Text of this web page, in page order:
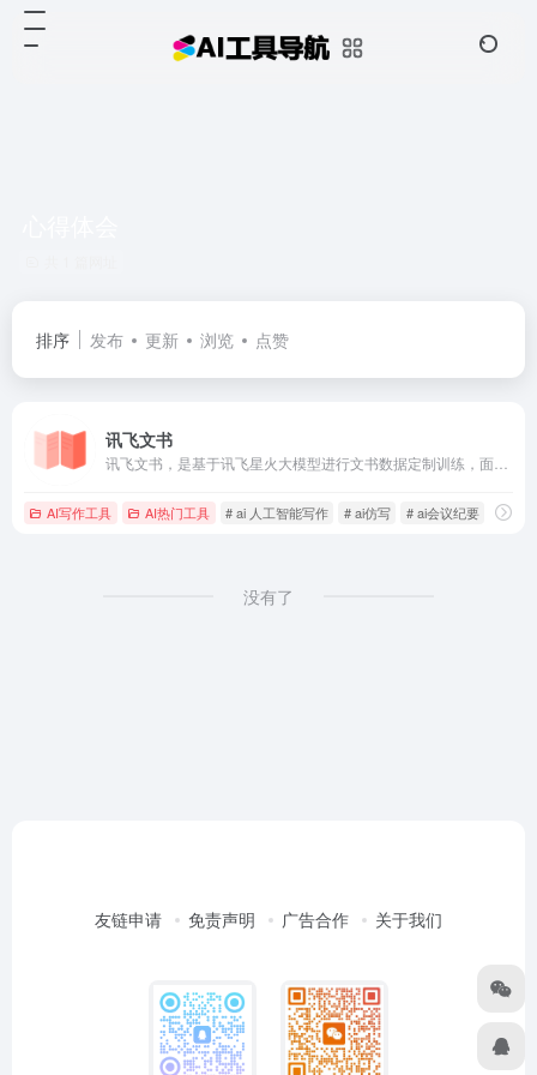
排序 发布 更新 浏览 点赞
讯飞文书
AI写作工具 AI热门工具 # ai 人工智能写作 # ai仿写 # ai会议纪要
没有了
友链申请 免责声明 广告合作 关于我们